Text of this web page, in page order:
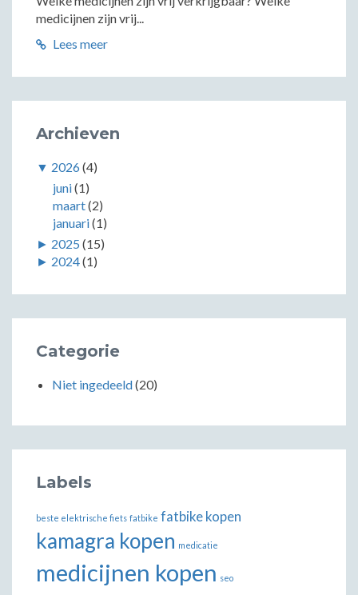
medicijnen zijn vrij...
Lees meer
Archieven
▼ 2026(4)
juni(1)
maart(2)
januari(1)
► 2025 (15)
► 2024(1)
Categorie
Niet ingedeeld(20)
Labels
beste elektrische fiets fatbike fatbike kopen
kamagra kopen medicatie
medicijnen kopen seo